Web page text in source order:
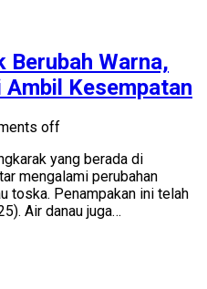
Berubah Warna,
Kesempatan
off
yang berada di
mengalami perubahan
toska. Penampakan ini telah
Air danau juga…